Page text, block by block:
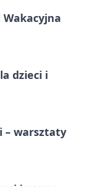
Wakacyjna
dzieci i
– warsztaty